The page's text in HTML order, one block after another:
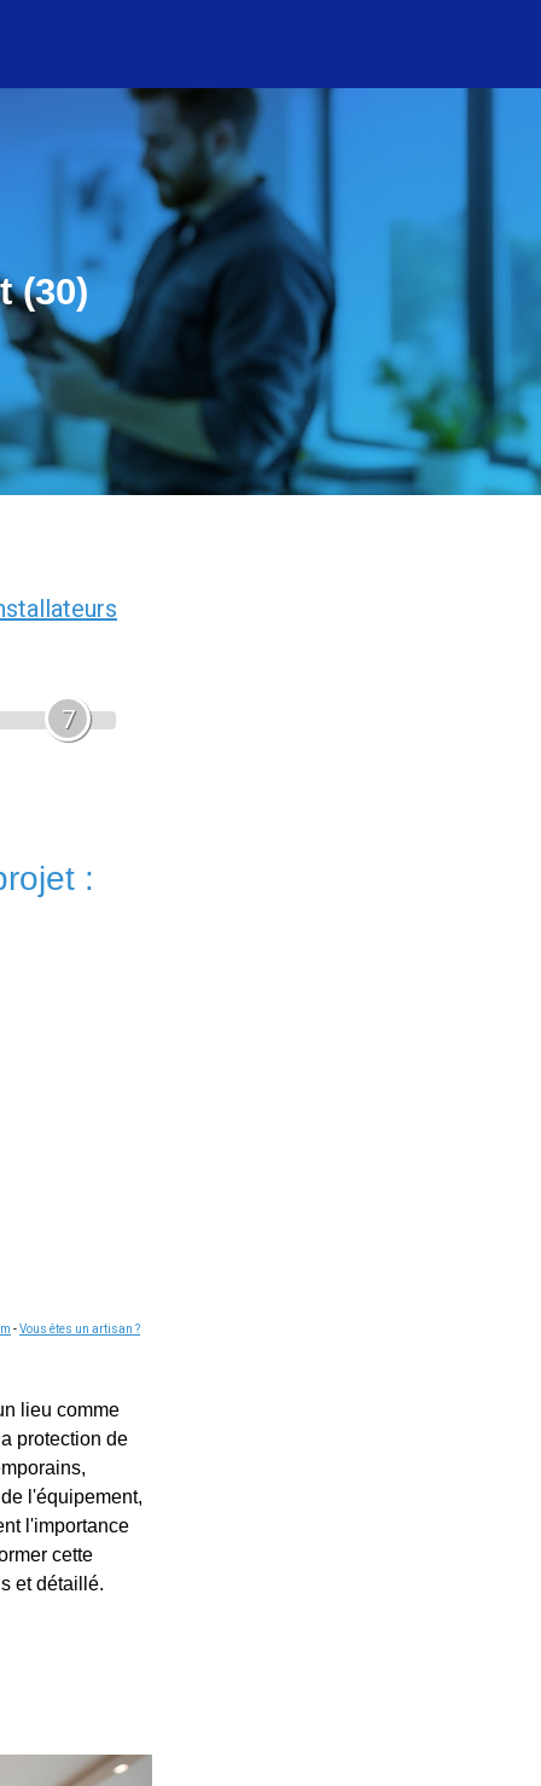
(30)
7
:
-Vous êtes un artisan ?
lieu comme
protection de
l'équipement,
l'importance
cette
et détaillé.